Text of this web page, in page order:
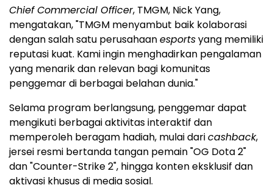
Chief Commercial Officer, TMGM, Nick Yang,
mengatakan, "TMGM menyambut baik kolaborasi
dengan salah satu perusahaanesportsyang memiliki
reputasi kuat. Kami ingin menghadirkan pengalaman
yang menarik dan relevan bagi komunitas
penggemar di berbagai belahan dunia."
Selama program berlangsung, penggemar dapat
mengikuti berbagai aktivitas interaktif dan
memperoleh beragam hadiah, mulai daricashback,
jersei resmi bertanda tangan pemain "OG Dota 2"
dan "Counter-Strike 2", hingga konten eksklusif dan
aktivasi khusus di media sosial.